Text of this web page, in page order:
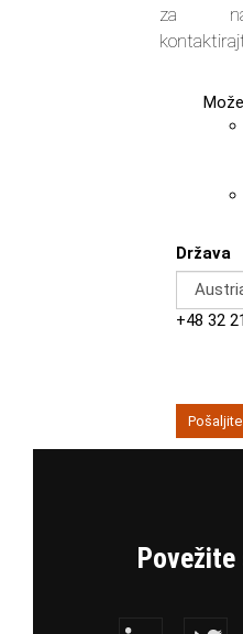
za
Država
+48 32
Povežite